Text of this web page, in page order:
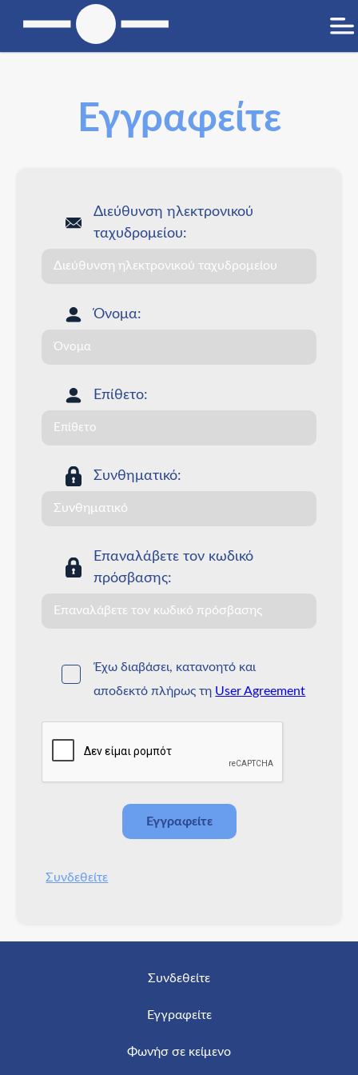
Εγγραφείτε
Διεύθυνση ηλεκτρονικού
ταχυδρομείου:
Όνομα:
Επίθετο:
Συνθηματικό:
Επαναλάβετε τον κωδικό
πρόσβασης:
Έχω διαβάσει, κατανοητό και
αποδεκτό πλήρως τη User Agreement
Συνδεθείτε
Συνδεθείτε
Εγγραφείτε
Φωνήσ σε κείμενο